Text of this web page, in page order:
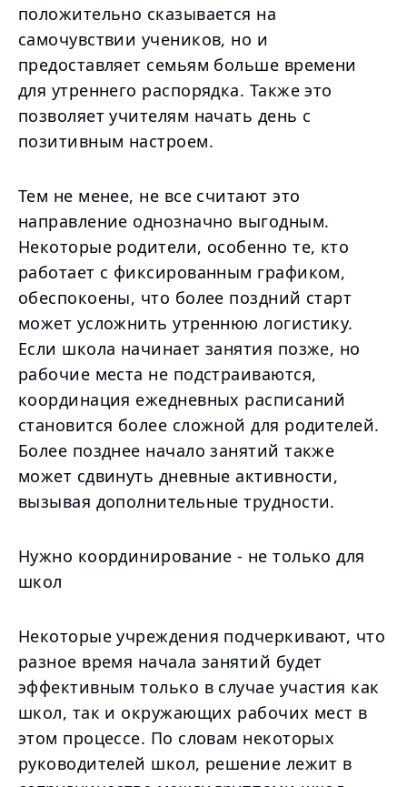
положительно сказывается на
самочувствии учеников, но и
предоставляет семьям больше времени
для утреннего распорядка. Также это
позволяет учителям начать день с
позитивным настроем.
Тем не менее, не все считают это
направление однозначно выгодным.
Некоторые родители, особенно те, кто
работает с фиксированным графиком,
обеспокоены, что более поздний старт
может усложнить утреннюю логистику.
Если школа начинает занятия позже, но
рабочие места не подстраиваются,
координация ежедневных расписаний
становится более сложной для родителей.
Более позднее начало занятий также
может сдвинуть дневные активности,
вызывая дополнительные трудности.
Нужно координирование - не только для
школ
Некоторые учреждения подчеркивают, что
разное время начала занятий будет
эффективным только в случае участия как
школ, так и окружающих рабочих мест в
этом процессе. По словам некоторых
руководителей школ, решение лежит в